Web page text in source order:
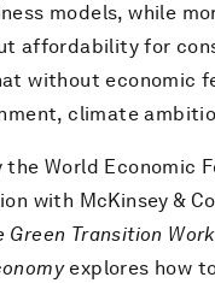
models, while
affordability for
without economic
climate
World Economic
with McKinsey &
Green Transition
explores how